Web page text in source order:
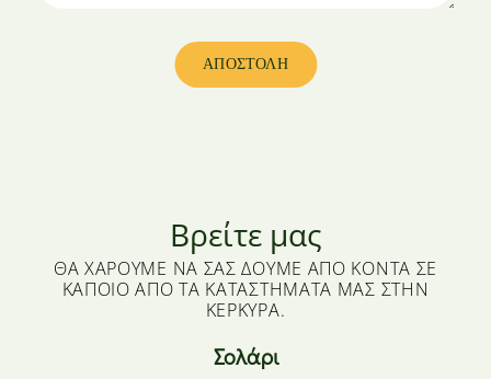
Βρείτε μας
ΘΑ ΧΑΡΟΎΜΕ ΝΑ ΣΑΣ ΔΟΎΜΕ ΑΠΌ ΚΟΝΤΆ ΣΕ
ΚΆΠΟΙΟ ΑΠΌ ΤΑ ΚΑΤΑΣΤΉΜΑΤΆ ΜΑΣ ΣΤΗΝ
ΚΈΡΚΥΡΑ.
Σολάρι